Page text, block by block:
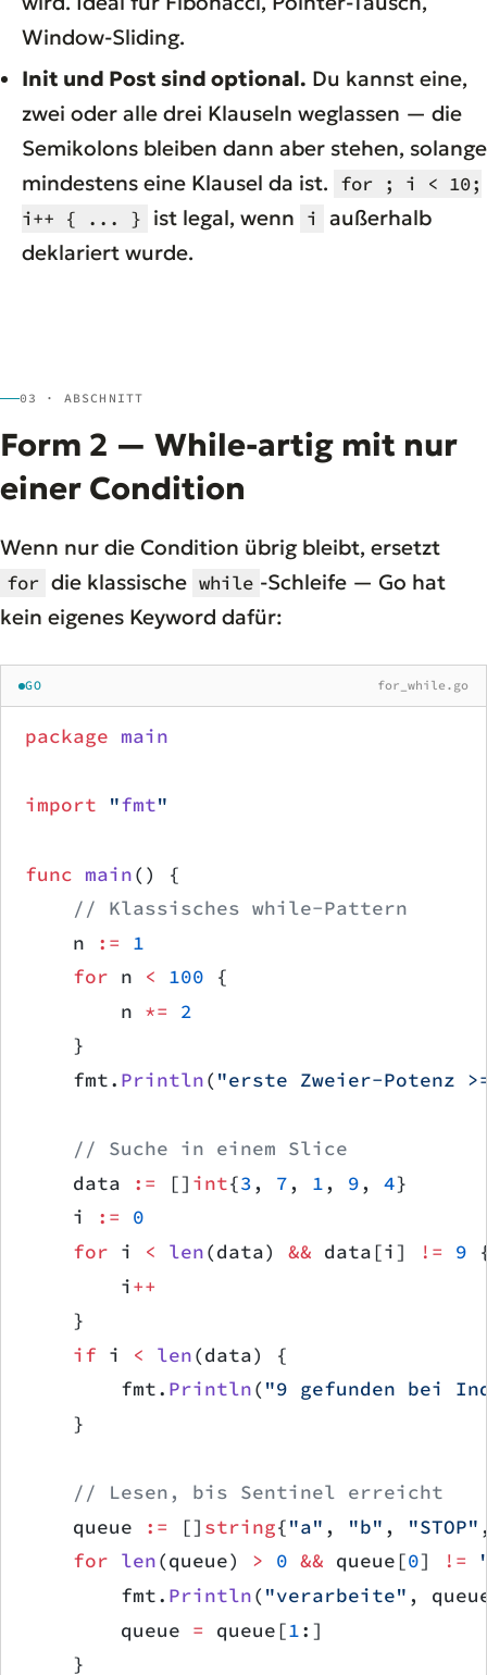
Window-Sliding.
Init und Post sind optional. Du kannst eine,
zwei oder alle drei Klauseln weglassen — die
Semikolons bleiben dann aber stehen, solange
mindestens eine Klausel da ist. for ; i < 10;
i++ { ... } ist legal, wenn i außerhalb
deklariert wurde.
03 · ABSCHNITT
Form 2 — While-artig mit nur
einer Condition
Wenn nur die Condition übrig bleibt, ersetzt
for die klassische while -Schleife — Go hat
kein eigenes Keyword dafür:
GO for_while.go
package main
import "fmt"
func main() {
    // Klassisches while-Pattern
    n
:= 1
    for
n < 100 {
        n
*= 2
    }
    fmt.
Println( "erste Zweier-Potenz
    // Suche in einem Slice
    data
:= [] int{3, 7, 1, 9, 4}
    i
:= 0
    for
i < len(data) && data[i] != 9
        i
++
    }
    if
i < len(data) {
        fmt.
Println( "9 gefunden bei
    }
    // Lesen, bis Sentinel erreicht
    queue
:= [] string{"a" , "b" , "STOP"
    for
len(queue) > 0 && queue[0] !=
        fmt.
Println( "verarbeite" ,
        queue
= queue[1:]
    }